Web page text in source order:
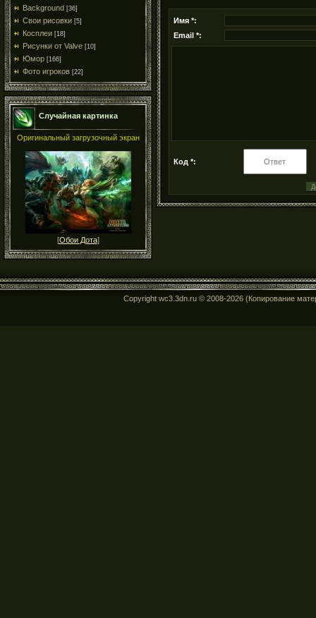
Background [36]
Свои рисовки [5]
Косплеи [18]
Рисунки от Valve [10]
Юмор [166]
Фото игроков [22]
Случайная картинка
Оригинальный загрузочный экран
[Обои Дота]
Имя *:
Email *:
Код *:
Copyright wc3.3dn.ru © 2008-2026 (Копирование